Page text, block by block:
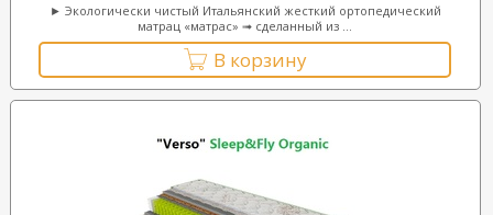
► Экологически чистый Итальянский жесткий ортопедический
матрац «матрас» ➟ сделанный из ...
В корзину